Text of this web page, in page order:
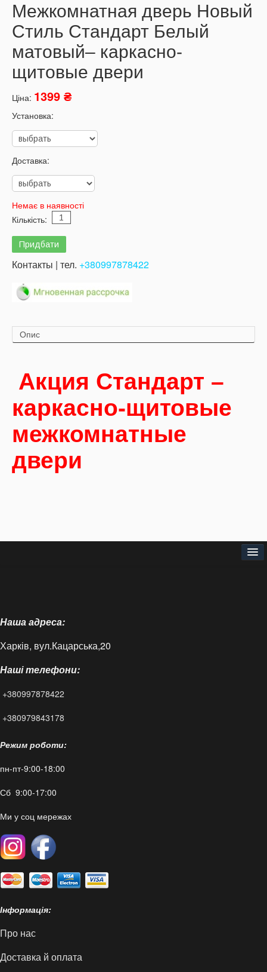
Межкомнатная дверь Новый
Стиль Стандарт Белый
матовый– каркасно-
щитовые двери
Ціна: 1399 ₴
Установка:
Доставка:
Немає в наявності
Кількість:
Контакты | тел. +380997878422
Опис
Акция Стандарт –
каркасно-щитовые
межкомнатные
двери
Доставка і оплата
Контакти
Статті
FAQ
Наша адреса:
Харків, вул.Кацарська,20
Наші телефони:
+380997878422
+380979843178
Режим роботи:
пн-пт-9:00-18:00
Сб 9:00-17:00
Ми у соц мережах
Інформація:
Про нас
Доставка й оплата